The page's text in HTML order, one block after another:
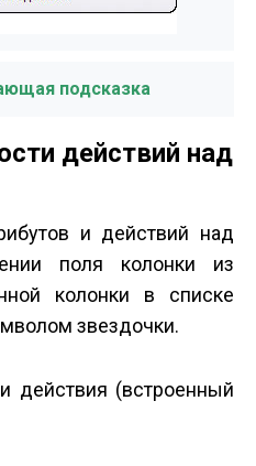
подсказка
действий над
и действий над
поля колонки из
колонки в списке
звездочки.
действия (встроенный